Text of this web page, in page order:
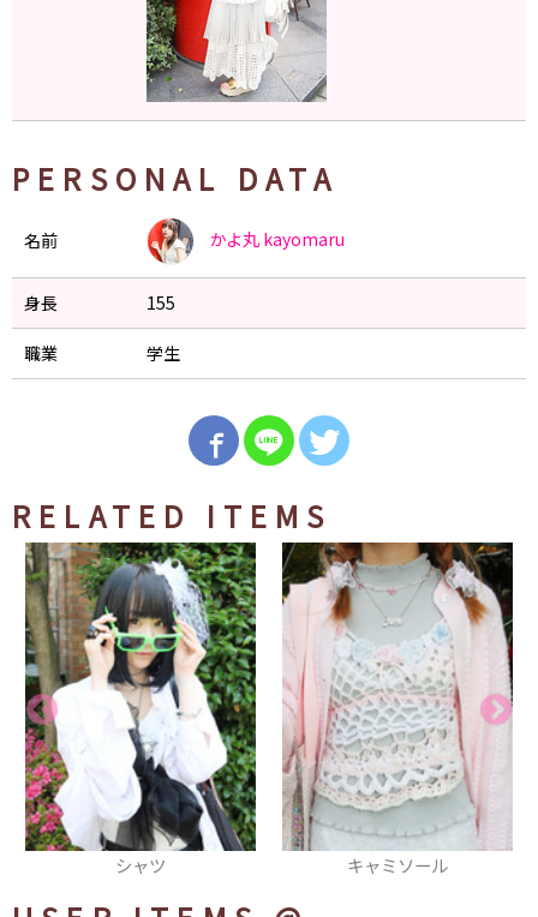
PERSONAL DATA
名前 かよ丸 kayomaru
身長 155
職業 学生
RELATED ITEMS
キャミソール シューズ